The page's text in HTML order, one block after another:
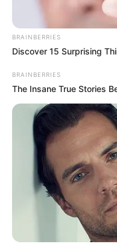
BRAINBERRIES
Discover 15 Surprising
BRAINBERRIES
The Insane True Stories